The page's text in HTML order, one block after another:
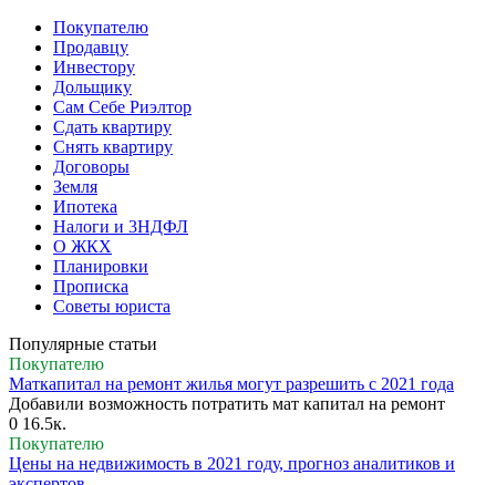
Покупателю
Продавцу
Инвестору
Дольщику
Сам Себе Риэлтор
Сдать квартиру
Снять квартиру
Договоры
Земля
Ипотека
Налоги и 3НДФЛ
О ЖКХ
Планировки
Прописка
Советы юриста
Популярные статьи
Покупателю
Маткапитал на ремонт жилья могут разрешить с 2021 года
Добавили возможность потратить мат капитал на ремонт
0 16.5к.
Покупателю
Цены на недвижимость в 2021 году, прогноз аналитиков и